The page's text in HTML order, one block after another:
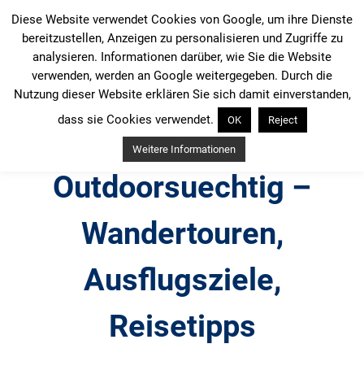
Inhalt
springen
Outdoorsuechtig –
Wandertouren,
Ausflugsziele,
Reisetipps
Diese Website verwendet Cookies von Google, um ihre Dienste
bereitzustellen, Anzeigen zu personalisieren und Zugriffe zu
analysieren. Informationen darüber, wie Sie die Website
verwenden, werden an Google weitergegeben. Durch die
Nutzung dieser Website erklären Sie sich damit einverstanden,
dass sie Cookies verwendet.
OK Reject
Weitere Informationen